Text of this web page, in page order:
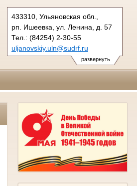
развернуть
433310, Ульяновская обл.,
рп. Ишеевка, ул. Ленина, д. 57
Тел.: (84254) 2-30-55
uljanovskiy.uln@sudrf.ru